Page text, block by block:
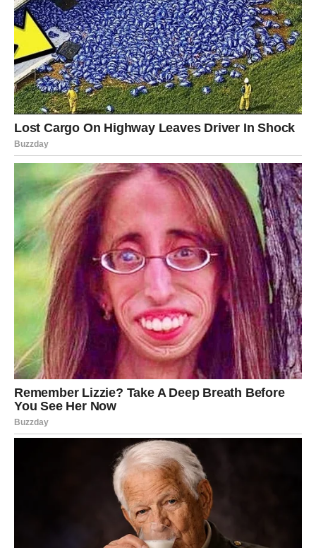
Moguće je da ćete konačno razumeti zašto se nešto
moralo dogoditi baš na način na koji se dogodilo.
Pred vama su dani koje ćete dugo
pamtiti
Dolazi vreme kada ćete ponovo verovati
u sreću
Najlepša stvar u svemu što dolazi jeste činjenica da ćete
ponovo početi da osećate nadu. Posle perioda sumnji,
razočaranja i emotivnog umora, ulazite u fazu u kojoj
život postaje topliji, emotivniji i ispunjeniji.
Mnogo toga će vas iznenaditi. Neki događaji desiće se
potpuno neočekivano, ali će u vama probuditi osećaj da
se konačno nalazite na pravom mestu.